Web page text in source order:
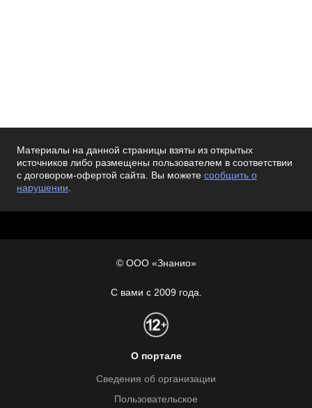
Материалы на данной страницы взяты из открытых
источников либо размещены пользователем в соответствии
с договором-офертой сайта. Вы можете сообщить о
нарушении.
© ООО «Знанио»
С вами с 2009 года.
О портале
Сведения об организации
Пользовательское